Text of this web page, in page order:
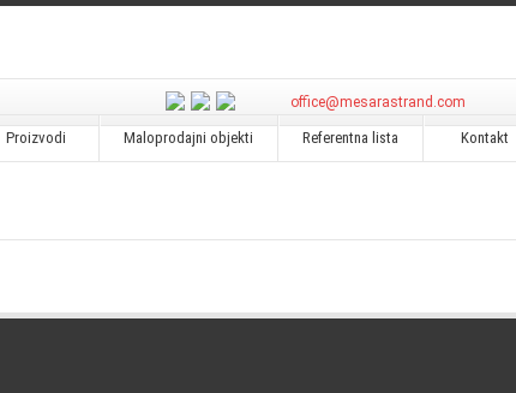
office@mesarastrand.com
Proizvodi Maloprodajni objekti Referentna lista Kontakt